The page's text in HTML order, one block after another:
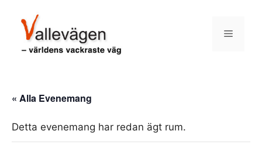
innehåll
Meny
« Alla Evenemang
Detta evenemang har redan ägt rum.